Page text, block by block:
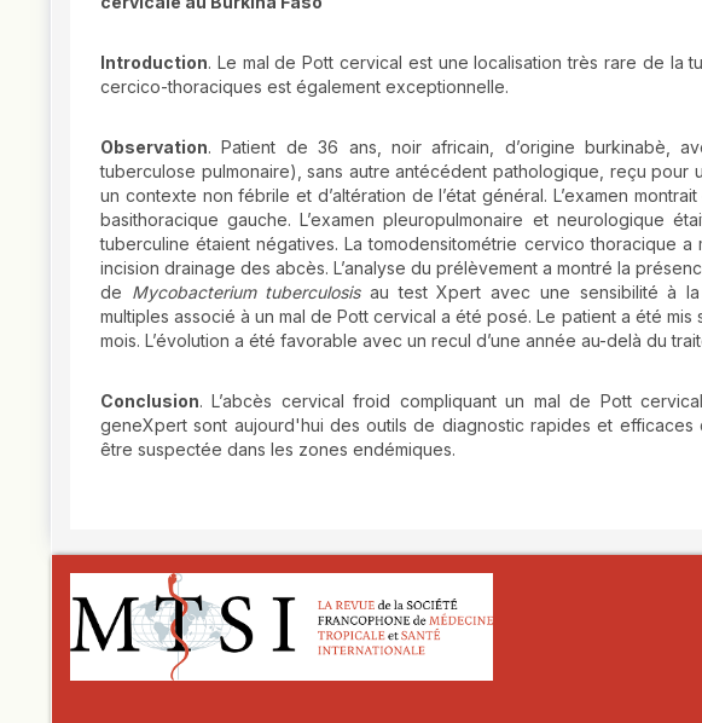
Introduction. Le mal de Pott cervical est une localisation très rare de la
cercico-thoraciques est également exceptionnelle.
Observation. Patient de 36 ans, noir africain, d’origine burkinabè,
tuberculose pulmonaire), sans autre antécédent pathologique, reçu
un contexte non fébrile et d’altération de l’état général. L’examen
basithoracique gauche. L’examen pleuropulmonaire et neurologique
tuberculine étaient négatives. La tomodensitométrie cervico thoracique
incision drainage des abcès. L’analyse du prélèvement a montré la
de Mycobacterium tuberculosisau test Xpert avec une sensibilité à la
multiples associé à un mal de Pott cervical a été posé. Le patient a été
mois. L’évolution a été favorable avec un recul d’une année au-delà du
Conclusion. L’abcès cervical froid compliquant un mal de Pott
geneXpert sont aujourd'hui des outils de diagnostic rapides et
être suspectée dans les zones endémiques.